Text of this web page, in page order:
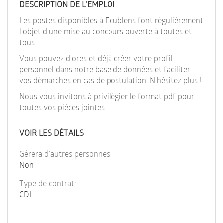
FR
IT
DE
ES
DESCRIPTION DE L'EMPLOI
Les postes disponibles à Ecublens font régulièrement
l'objet d'une mise au concours ouverte à toutes et
tous.
Vous pouvez d'ores et déjà créer votre profil
personnel dans notre base de données et faciliter
vos démarches en cas de postulation. N'hésitez plus !
Nous vous invitons à privilégier le format pdf pour
toutes vos pièces jointes.
VOIR LES DÉTAILS
Gérera d'autres personnes:
Non
Type de contrat:
CDI